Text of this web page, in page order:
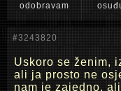
odobravam
#3243820
Uskoro se ženim,
ali ja prosto ne
nam je zajedno,